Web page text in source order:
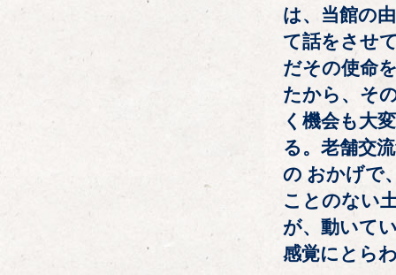
は、当館の
て話をさせ
だその使命
たから、そ
く機会も大
る。老舗交
の おかげで
ことのない
が、動いて
感覚にとら